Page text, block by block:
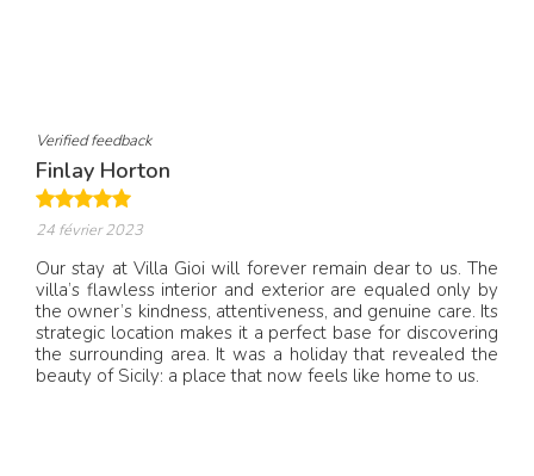
Verified feedback
Finlay Horton
24 février 2023
Our stay at Villa Gioi will forever remain dear to us. The
villa’s flawless interior and exterior are equaled only by
the owner’s kindness, attentiveness, and genuine care. Its
strategic location makes it a perfect base for discovering
the surrounding area. It was a holiday that revealed the
beauty of Sicily: a place that now feels like home to us.